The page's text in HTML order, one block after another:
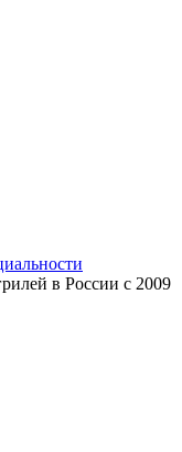
в России с 2009